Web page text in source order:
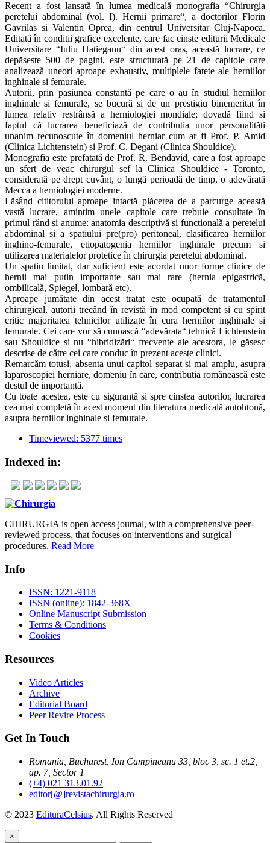
Recent a fost lansată în lumea medicală monografia “Chirurgia
peretelui abdominal (vol. I). Hernii primare“, a doctorilor Florin
Gavrilas si Valentin Oprea, din centrul Universitar Cluj-Napoca.
Editată în conditii grafice excelente, care fac cinste editurii Medicale
Universitare “Iuliu Hatieganu“ din acest oras, această lucrare, ce
depăseste 500 de pagini, este structurată pe 21 de capitole care
analizează uneori aproape exhaustiv, multiplele fatete ale herniilor
inghinale si femurale.
Autorii, prin pasiunea constantă pe care o au în studiul herniilor
inghinale si femurale, se bucură si de un prestigiu binemeritat în
lumea relativ restrânsă a herniologiei mondiale; dovadă fiind si
faptul că lucrarea beneficiază de contributia unor personalităti
unanim recunoscute în domeniul herniar cum ar fi Prof. P. Amid
(Clinica Lichtenstein) si Prof. C. Degani (Clinica Shouldice).
Monografia este prefatată de Prof. R. Bendavid, care a fost aproape
un sfert de veac chirurgul sef la Clinica Shouldice - Toronto,
considerată pe drept cuvânt, o lungă perioadă de timp, o adevărată
Mecca a herniologiei moderne.
Lăsând cititorului aproape intactă plăcerea de a parcurge această
vastă lucrare, amintim unele capitole care trebuie consultate în
primul rând si anume: anatomia descriptivă si functională a peretelui
abdominal si a spatiului pre(pro) peritoneal, clasificarea herniilor
inghino-femurale, etiopatogenia herniilor inghinale precum si
utilizarea materialelor protetice în chirurgia peretelui abdominal.
Un spatiu limitat, dar suficient este acordat unor forme clinice de
hernii mai putin importante sau mai rare (hernia epigastrică,
ombilicală, Spiegel, lombară etc).
Aproape jumătate din acest tratat este ocupată de tratamentul
chirurgical, autorii trecând în revistă în mod competent si cu spirit
critic majoritatea tehnicilor utilizate în cura herniilor inghinale si
femurale. Cei care vor să cunoască “adevărata“ tehnică Lichtenstein
sau Shouldice si nu “hibridizări“ frecvente ale acestora, le găsesc
descrise de către cei care conduc în prezent aceste clinici.
Remarcăm totusi, absenta unui capitol separat si mai amplu, asupra
laparoscopiei herniare, domeniu în care, contributia românească este
destul de importantă.
Cu toate acestea, este cu sigurantă si spre cinstea autorilor, lucrarea
cea mai completă în acest moment din literatura medicală autohtonă,
asupra herniilor inghinale si femurale.
Timeviewed: 5377 times
Indexed in:
CHIRURGIA is open access journal, with a comprehensive peer-
reviewed process, that focuses on interventions and surgical
procedures. Read More
Info
ISSN: 1221-9118
ISSN (online): 1842-368X
Online Manuscript Submission
Terms & Conditions
Cookies
Resources
Video Articles
Archive
Editorial Board
Peer Revire Process
Get In Touch
Romania, Bucharest, Ion Campineanu 33, bloc 3, sc. 1 et.2,
ap. 7, Sector 1
(+4) 021 313.01.92
editor[@]revistachirurgia.ro
© 2023 EdituraCelsius. All Rights Reserved
×